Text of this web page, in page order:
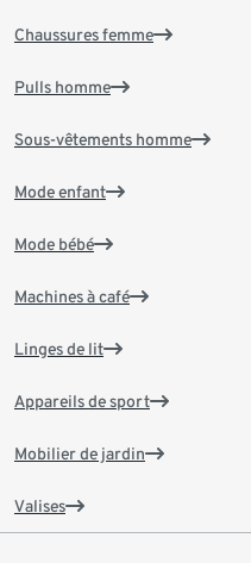
Chaussures femme
Pulls homme
Sous-vêtements homme
Mode enfant
Mode bébé
Machines à café
Linges de lit
Appareils de sport
Mobilier de jardin
Valises